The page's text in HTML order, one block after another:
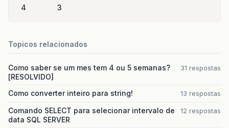
4 3
Topicos relacionados
Como saber se um mes tem 4 ou 5 semanas?
[RESOLVIDO]
31 respostas
Como converter inteiro para string! 13 respostas
Comando SELECT para selecionar intervalo de
data SQL SERVER
12 respostas